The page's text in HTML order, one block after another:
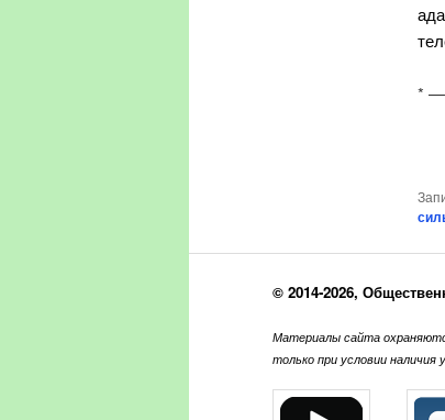
* —
© 2014-2026,
Материалы сайта
только при условии наличия